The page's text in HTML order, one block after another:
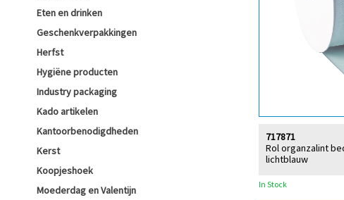
Eten en drinken
Geschenkverpakkingen
Herfst
Hygiëne producten
Industry packaging
Kado artikelen
Kantoorbenodigdheden
Kerst
Koopjeshoek
Moederdag en Valentijn
Rol organzalint
lichtblauw
717871
In Stock